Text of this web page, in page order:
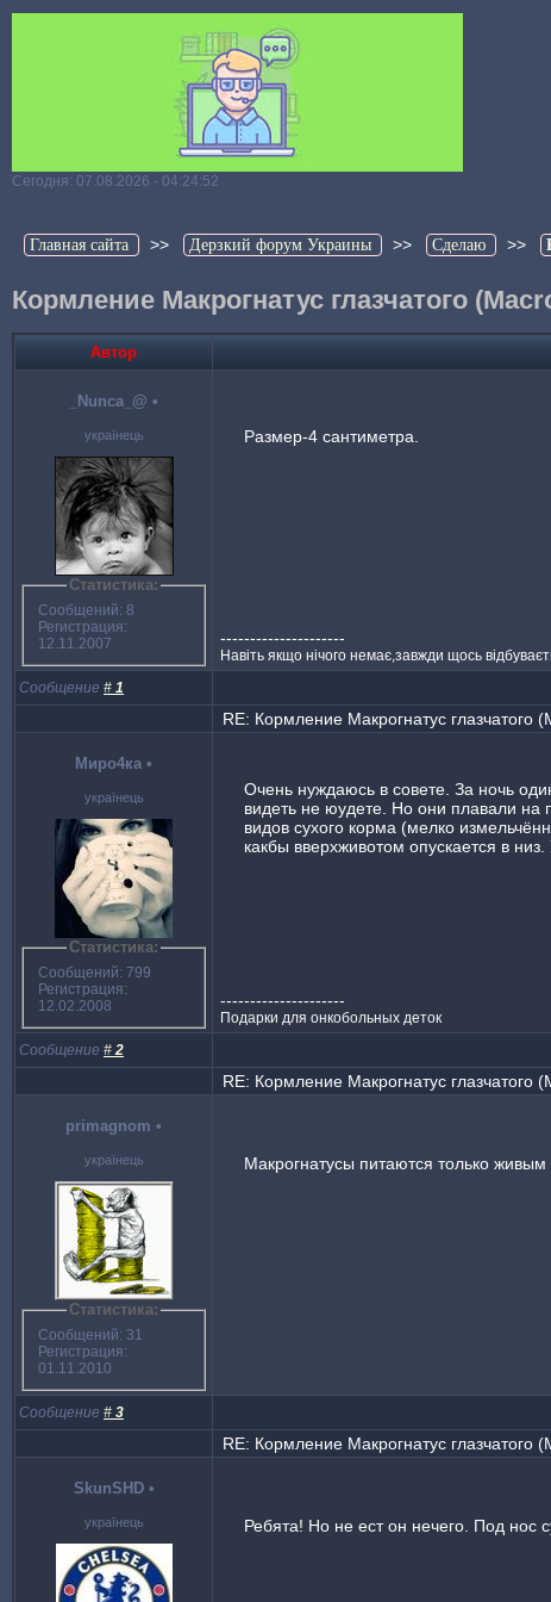
Сегодня: 07.08.2026 - 04:24:52
Главная сайта >> Дерзкий форум Украины >> Сделаю >>
Кормление Макрогнатус глазчатого
Автор
_Nunca_@ •
українець
Статистика:
Сообщений: 8
Регистрация:
12.11.2007
Размер-4 сантиметра.
---------------------
Навіть якщо нічого немає,завжди щось
Сообщение # 1
RE: Кормление Макрогнатус глазчатого
Миро4ка •
українець
Статистика:
Сообщений: 799
Регистрация:
12.02.2008
Очень нуждаюсь в совете. За ночь
видеть не юудете. Но они плавали на
видов сухого корма (мелко
какбы вверхживотом опускается в
---------------------
Подарки для онкобольных деток
Сообщение # 2
RE: Кормление Макрогнатус глазчатого
primagnom •
українець
Статистика:
Сообщений: 31
Регистрация:
01.11.2010
Макрогнатусы питаются только
Сообщение # 3
RE: Кормление Макрогнатус глазчатого
SkunSHD •
українець Ребята! Но не ест он нечего. Под нос